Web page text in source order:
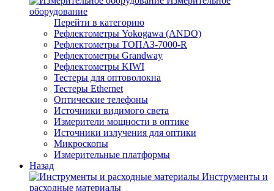
оборудование
Перейти в категорию
Рефлектометры Yokogawa (ANDO)
Рефлектометры ТОПАЗ-7000-R
Рефлектометры Grandway
Рефлектометры KIWI
Тестеры для оптоволокна
Тестеры Ethernet
Оптические телефоны
Источники видимого света
Измерители мощности в оптике
Источники излучения для оптики
Микроскопы
Измерительные платформы
Назад
Инструменты и
расходные материалы